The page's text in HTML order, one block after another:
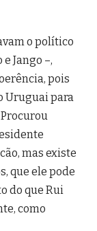
o político
Jango –,
pois
Uruguai para
mas existe
que ele pode
do que Rui
como